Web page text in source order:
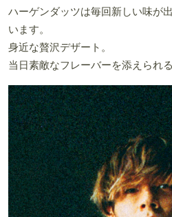
ハーゲンダッツは毎回新しい味が
います。
身近な贅沢デザート。
当日素敵なフレーバーを添えられ